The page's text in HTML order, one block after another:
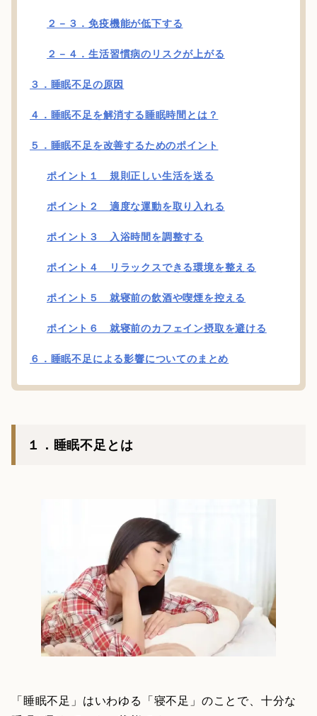
２－３．免疫機能が低下する
２－４．生活習慣病のリスクが上がる
３．睡眠不足の原因
４．睡眠不足を解消する睡眠時間とは？
５．睡眠不足を改善するためのポイント
ポイント１ 規則正しい生活を送る
ポイント２ 適度な運動を取り入れる
ポイント３ 入浴時間を調整する
ポイント４ リラックスできる環境を整える
ポイント５ 就寝前の飲酒や喫煙を控える
ポイント６ 就寝前のカフェイン摂取を避ける
６．睡眠不足による影響についてのまとめ
１．睡眠不足とは
「睡眠不足」はいわゆる「寝不足」のことで、十分な